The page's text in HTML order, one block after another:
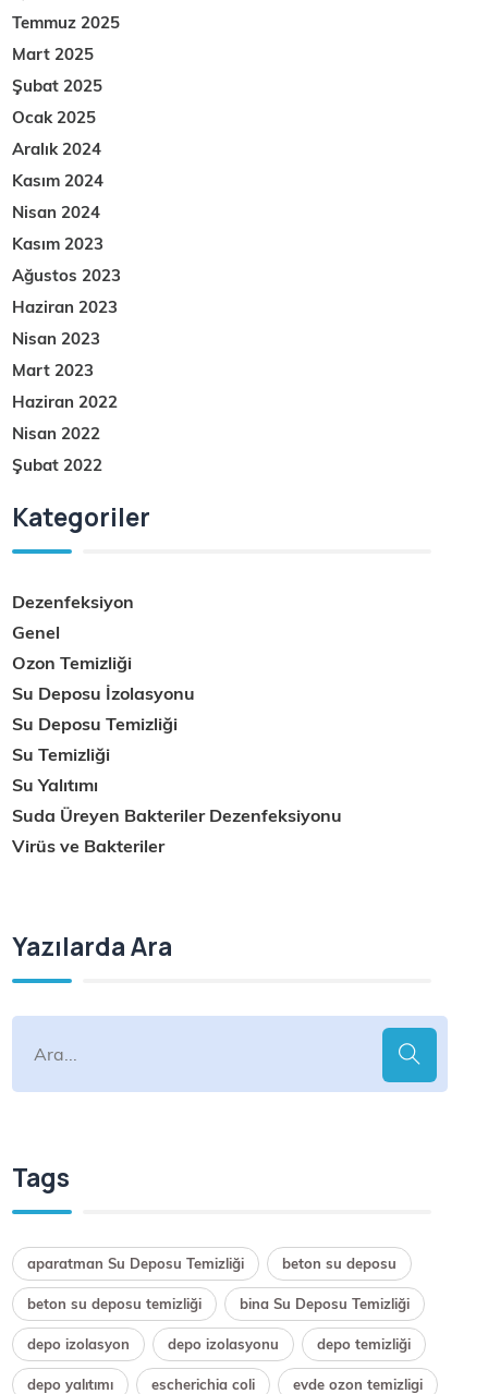
Temmuz 2025
Mart 2025
Şubat 2025
Ocak 2025
Aralık 2024
Kasım 2024
Nisan 2024
Kasım 2023
Ağustos 2023
Haziran 2023
Nisan 2023
Mart 2023
Haziran 2022
Nisan 2022
Şubat 2022
Kategoriler
Dezenfeksiyon
Genel
Ozon Temizliği
Su Deposu İzolasyonu
Su Deposu Temizliği
Su Temizliği
Su Yalıtımı
Suda Üreyen Bakteriler Dezenfeksiyonu
Virüs ve Bakteriler
Yazılarda Ara
Tags
aparatman Su Deposu Temizliği beton su deposu
beton su deposu temizliği bina Su Deposu Temizliği
depo izolasyon depo izolasyonu depo temizliği
depo yalıtımı escherichia coli evde ozon temizligi